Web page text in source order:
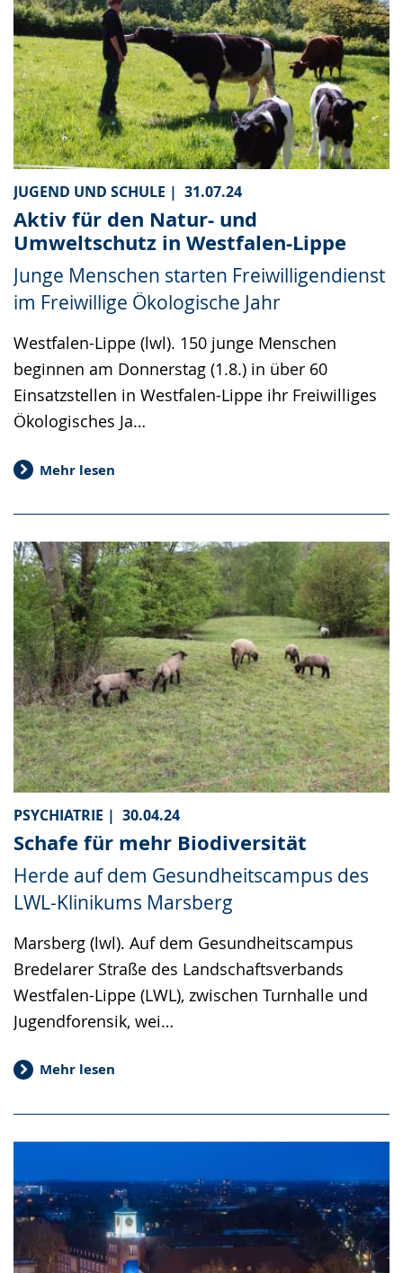
JUGEND UND SCHULE | 31.07.24
Aktiv für den Natur- und
Umweltschutz in Westfalen-Lippe
Junge Menschen starten Freiwilligendienst
im Freiwillige Ökologische Jahr
Westfalen-Lippe (lwl). 150 junge Menschen
beginnen am Donnerstag (1.8.) in über 60
Einsatzstellen in Westfalen-Lippe ihr Freiwilliges
Ökologisches Ja…
Mehr lesen
PSYCHIATRIE | 30.04.24
Schafe für mehr Biodiversität
Herde auf dem Gesundheitscampus des
LWL-Klinikums Marsberg
Marsberg (lwl). Auf dem Gesundheitscampus
Bredelarer Straße des Landschaftsverbands
Westfalen-Lippe (LWL), zwischen Turnhalle und
Jugendforensik, wei…
Mehr lesen